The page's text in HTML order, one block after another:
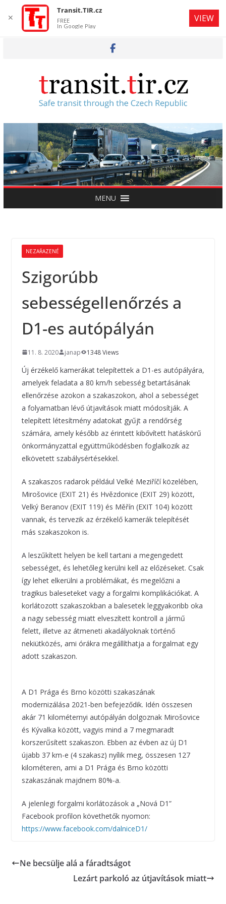
MENU
NEZAŘAZENÉ
Szigorúbb
sebességellenőrzés a
D1-es autópályán
11. 8. 2020 janap 1348 Views
Új érzékelő kamerákat telepítettek a D1-es autópályára,
amelyek feladata a 80 km/h sebesség betartásának
ellenőrzése azokon a szakaszokon, ahol a sebességet
a folyamatban lévő útjavítások miatt módosítják. A
telepített létesítmény adatokat gyűjt a rendőrség
számára, amely később az érintett kibővített hatáskörű
önkormányzattal együttműködésben foglalkozik az
elkövetett szabálysértésekkel.
A szakaszos radarok például Velké Meziříčí közelében,
Mirošovice (EXIT 21) és Hvězdonice (EXIT 29) között,
Velký Beranov (EXIT 119) és Měřín (EXIT 104) között
vannak, és tervezik az érzékelő kamerák telepítését
más szakaszokon is.
A leszűkített helyen be kell tartani a megengedett
sebességet, és lehetőleg kerülni kell az előzéseket. Csak
így lehet elkerülni a problémákat, és megelőzni a
tragikus baleseteket vagy a forgalmi komplikációkat. A
korlátozott szakaszokban a balesetek leggyakoribb oka
a nagy sebesség miatt elveszített kontroll a jármű
felett, illetve az átmeneti akadályoknak történő
nekiütközés, ami órákra megállíthatja a forgalmat egy
adott szakaszon.
A D1 Prága és Brno közötti szakaszának
modernizálása 2021-ben befejeződik. Idén összesen
akár 71 kilométernyi autópályán dolgoznak Mirošovice
és Kývalka között, vagyis mind a 7 megmaradt
korszerűsített szakaszon. Ebben az évben az új D1
újabb 37 km-e (4 szakasz) nyílik meg, összesen 127
kilométeren, ami a D1 Prága és Brno közötti
szakaszának majdnem 80%-a.
A jelenlegi forgalmi korlátozások a „Nová D1”
Facebook profilon követhetők nyomon:
https://www.facebook.com/dalniceD1/
Ne becsülje alá a fáradtságot
Lezárt parkoló az útjavítások miatt
✕
Transit.TIR.cz
FREE
In Google Play
VIEW